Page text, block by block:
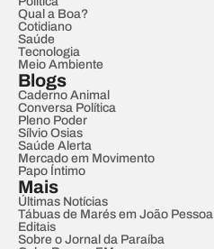
Qual a Boa?
Cotidiano
Saúde
Tecnologia
Meio Ambiente
Blogs
Caderno Animal
Conversa Política
Pleno Poder
Sílvio Osias
Saúde Alerta
Mercado em Movimento
Papo Íntimo
Mais
Últimas Notícias
Tábuas de Marés em João Pessoa
Editais
Sobre o Jornal da Paraíba